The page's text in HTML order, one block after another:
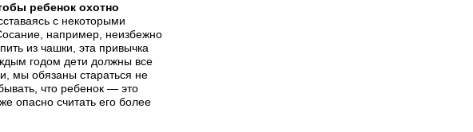
ребенок охотно
с некоторыми
например, неизбежно
из чашки, эта привычка
годом дети должны все
мы обязаны стараться не
что ребе­нок — это
опасно считать его более